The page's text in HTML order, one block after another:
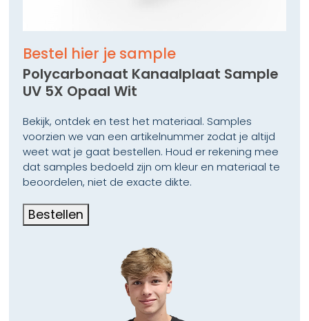
Bestel hier je sample
Polycarbonaat Kanaalplaat Sample
UV 5X Opaal Wit
Bekijk, ontdek en test het materiaal. Samples
voorzien we van een artikelnummer zodat je altijd
weet wat je gaat bestellen. Houd er rekening mee
dat samples bedoeld zijn om kleur en materiaal te
beoordelen, niet de exacte dikte.
Bestellen